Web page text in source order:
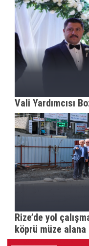
Vali Yardımcısı
Rize’de yol
köprü müze